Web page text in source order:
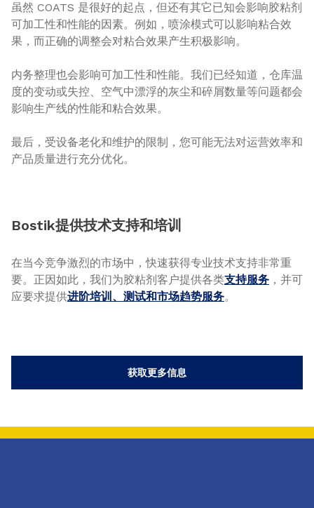
虽然 COATS 是很好的起点，但还有其它已知会影响胶粘剂
可加工性和性能的因素。例如，喷涂模式可以影响粘合效
果，而正确的调整会对粘合效果产生积极影响。
内务整理也会影响可加工性和性能。我们已经知道，仓库温
度的变动或失控、空气中漂浮的灰尘和碎屑数量等问题都会
影响生产线的性能和粘合效果。
最后，受设备老化和维护的限制，您可能无法对运营效率和
产品质量进行充分优化。
Bostik提供技术支持和培训
在当今竞争激烈的市场中，快速获得专业技术支持非常重
要。正因如此，我们为胶粘剂客户提供各类支持服务 ，并可
应要求提供​进阶培训、测试和市场趋势服务。
获取更多信息